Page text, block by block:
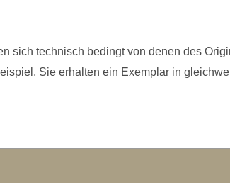
sich technisch bedingt von denen des
Sie erhalten ein Exemplar in